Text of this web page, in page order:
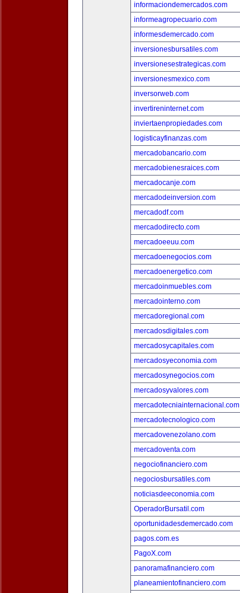
informaciondemercados.com
informeagropecuario.com
informesdemercado.com
inversionesbursatiles.com
inversionesestrategicas.com
inversionesmexico.com
inversorweb.com
invertireninternet.com
inviertaenpropiedades.com
logisticayfinanzas.com
mercadobancario.com
mercadobienesraices.com
mercadocanje.com
mercadodeinversion.com
mercadodf.com
mercadodirecto.com
mercadoeeuu.com
mercadoenegocios.com
mercadoenergetico.com
mercadoinmuebles.com
mercadointerno.com
mercadoregional.com
mercadosdigitales.com
mercadosycapitales.com
mercadosyeconomia.com
mercadosynegocios.com
mercadosyvalores.com
mercadotecniainternacional.com
mercadotecnologico.com
mercadovenezolano.com
mercadoventa.com
negociofinanciero.com
negociosbursatiles.com
noticiasdeeconomia.com
OperadorBursatil.com
oportunidadesdemercado.com
pagos.com.es
PagoX.com
panoramafinanciero.com
planeamientofinanciero.com